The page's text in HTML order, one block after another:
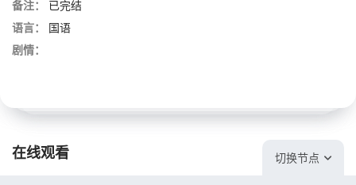
备注：
已完结
语言：
国语
剧情：
在线观看 切换节点